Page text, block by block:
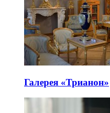
Галерея «Трианон»